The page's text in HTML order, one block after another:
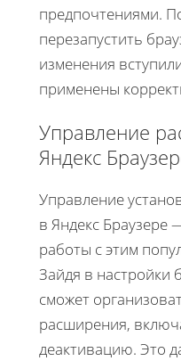
предпочтениями.
перезапустить
изменения
применены
Управление
Яндекс
Управление
в Яндекс Браузере
работы с этим
Зайдя в настройки
сможет
расширения,
деактивацию. Это